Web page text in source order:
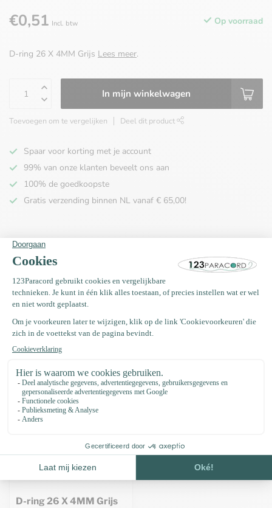
€0,51 Incl. btw Op voorraad
D-ring 26 X 4MM Grijs Lees meer.
In mijn winkelwagen
Toevoegen om te vergelijken Deel dit product
Spaar voor korting met je account
99% van onze klanten beveelt ons aan
100% de goedkoopste
Gratis verzending binnen NL vanaf € 65,00!
Productomschrijving
Specificaties
Recent bekeken
D-ring 26 X 4MM Grijs